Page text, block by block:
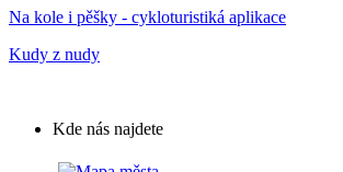
Na kole i pěšky - cykloturistiká aplikace
Kudy z nudy
Kde nás najdete